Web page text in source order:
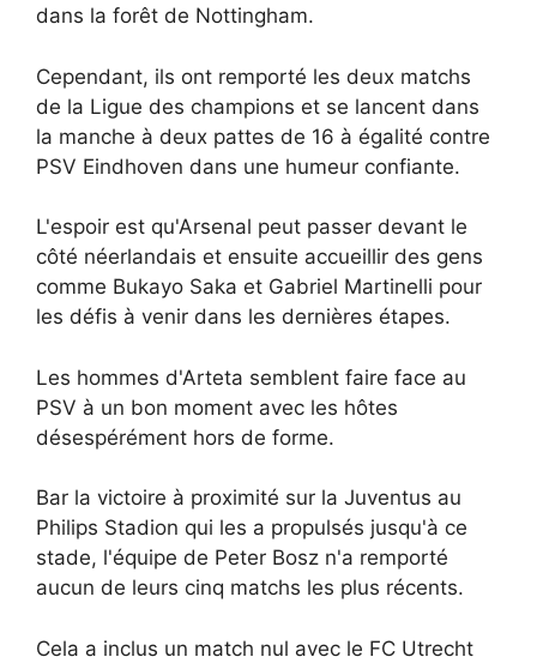
dans la forêt de Nottingham.
Cependant, ils ont remporté les deux matchs
de la Ligue des champions et se lancent dans
la manche à deux pattes de 16 à égalité contre
PSV Eindhoven dans une humeur confiante.
L'espoir est qu'Arsenal peut passer devant le
côté néerlandais et ensuite accueillir des gens
comme Bukayo Saka et Gabriel Martinelli pour
les défis à venir dans les dernières étapes.
Les hommes d'Arteta semblent faire face au
PSV à un bon moment avec les hôtes
désespérément hors de forme.
Bar la victoire à proximité sur la Juventus au
Philips Stadion qui les a propulsés jusqu'à ce
stade, l'équipe de Peter Bosz n'a remporté
aucun de leurs cinq matchs les plus récents.
Cela a inclus un match nul avec le FC Utrecht